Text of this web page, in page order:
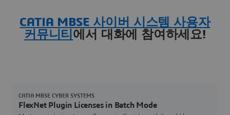
CATIA MBSE 사이버 시스템 사용자
커뮤니티 에서 대화에 참여하세요!
FlexNet Plugin Licenses in Batch Mode
CATIA MBSE CYBER SYSTEMS